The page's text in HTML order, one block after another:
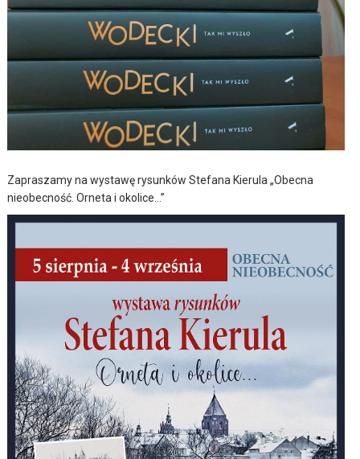
Zapraszamy na wystawę rysunków Stefana Kierula „Obecna
nieobecność. Orneta i okolice…”